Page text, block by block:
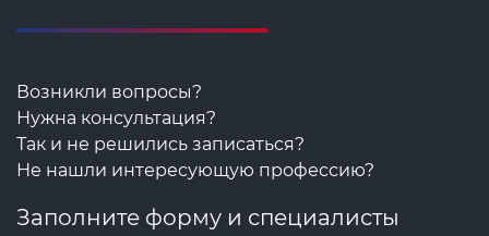
Возникли вопросы?
Нужна консультация?
Так и не решились записаться?
Не нашли интересующую профессию?
Заполните форму и специалисты